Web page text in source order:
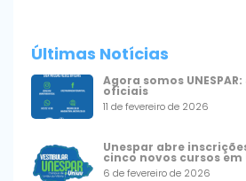
Últimas Notícias
Agora somos
oficiais
11 de fevereiro de 2026
Unespar abre
cinco novos cursos
6 de fevereiro de 2026